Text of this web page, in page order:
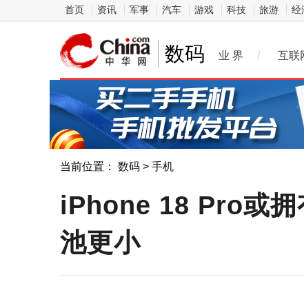
首页 资讯 军事 汽车 游戏 科技 旅游 经
数码 业 界 / 互联
当前位置： 数码 > 手机
iPhone 18 Pro或拥
池更小